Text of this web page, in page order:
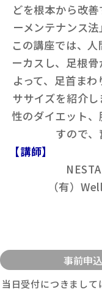
どを根本から改
ーメンテナンス法
この講座では、
ーカスし、足根
よって、足首ま
ササイズを紹介
性のダイエット
すので、
【講師】
（有）
当日受付につきまし